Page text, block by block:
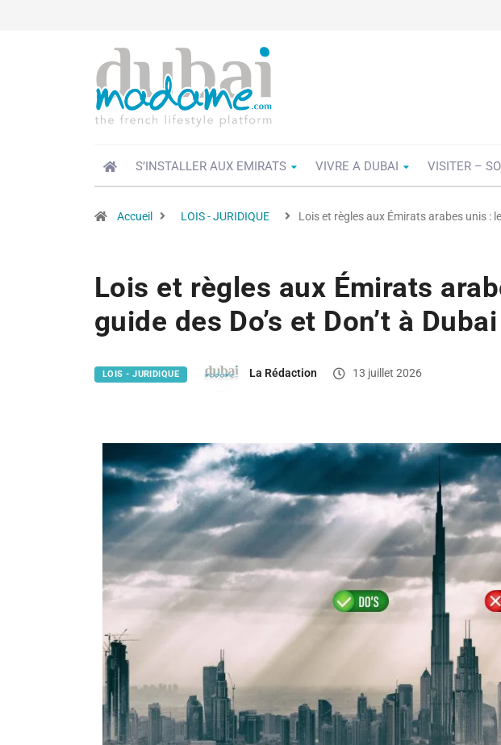
S’INSTALLER AUX EMIRATS VIVRE A DUBAI VISITER –
Accueil LOIS - JURIDIQUE Lois et règles aux Émirats arabes unis :
Lois et règles aux Émirats
guide des Do’s et Don’t à
LOIS - JURIDIQUE La Rédaction 13 juillet 2026